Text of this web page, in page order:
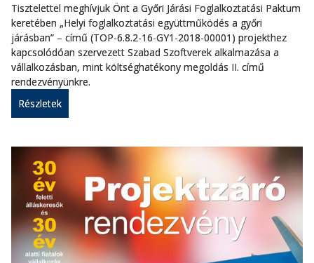
Tisztelettel meghívjuk Önt a Győri Járási Foglalkoztatási Paktum
keretében „Helyi foglalkoztatási együttműködés a győri
járásban” – című (TOP-6.8.2-16-GY1-2018-00001) projekthez
kapcsolódóan szervezett Szabad Szoftverek alkalmazása a
vállalkozásban, mint költséghatékony megoldás II. című
rendezvényünkre.
Részletek